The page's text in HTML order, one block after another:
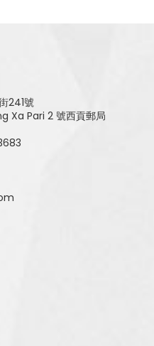
241號
Xa Pari 2 號西貢郵局